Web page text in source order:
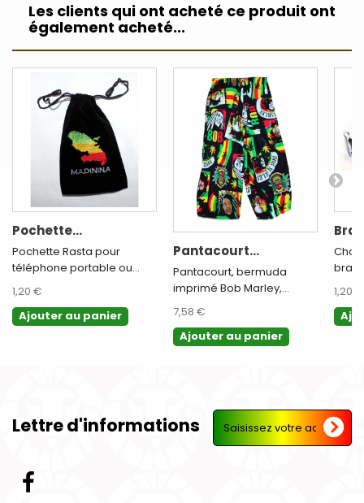
Les clients qui ont acheté ce produit ont
également acheté...
Pochette...
Pochette Rasta pour
téléphone portable ou...
1,20 €
Ajouter au panier
Pantacourt...
Pantacourt, bermuda
imprimé Bob Marley,...
7,58 €
Ajouter au panier
1,20 €
Lettre d'informations